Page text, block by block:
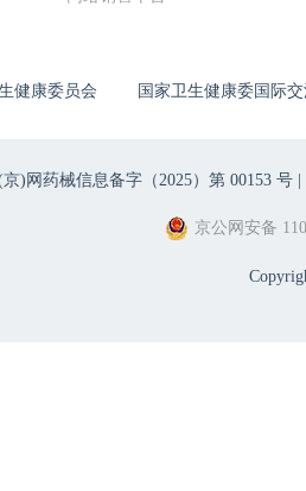
健康委员会 国家卫生健康委国际
京)网药械信息备字（2025）第 00153 号 |
京公网安备